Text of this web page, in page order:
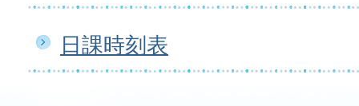
日課時刻表